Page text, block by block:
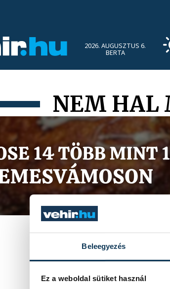
Beleegyezés
Ez a weboldal sütiket használ
2026. AUGUSZTUS 6.
BERTA
NEM HAL